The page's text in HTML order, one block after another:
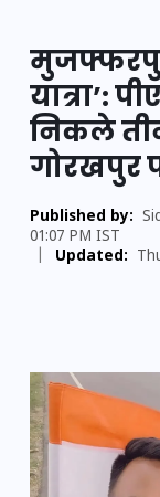
यात्रा’:
निकले
गोरखपुर
Published by:
01:07 PM IST
Updated: